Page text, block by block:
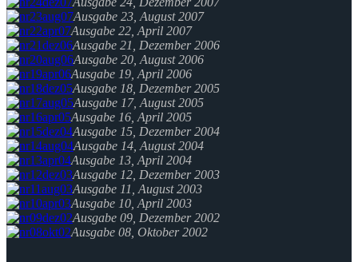
Ausgabe 23, August 2007
Ausgabe 22, April 2007
Ausgabe 21, Dezember 2006
Ausgabe 20, August 2006
Ausgabe 19, April 2006
Ausgabe 18, Dezember 2005
Ausgabe 17, August 2005
Ausgabe 16, April 2005
Ausgabe 15, Dezember 2004
Ausgabe 14, August 2004
Ausgabe 13, April 2004
Ausgabe 12, Dezember 2003
Ausgabe 11, August 2003
Ausgabe 10, April 2003
Ausgabe 09, Dezember 2002
Ausgabe 08, Oktober 2002